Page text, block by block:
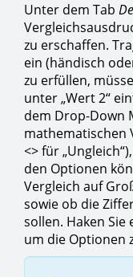
Unter dem Tab
zu erschaffen.
ein (händisch
zu erfüllen,
unter „Wert 2“
dem Drop-Down
mathematischen
<> für
den Optionen
Vergleich auf
sowie ob die
sollen. Haken Sie
um die Optionen